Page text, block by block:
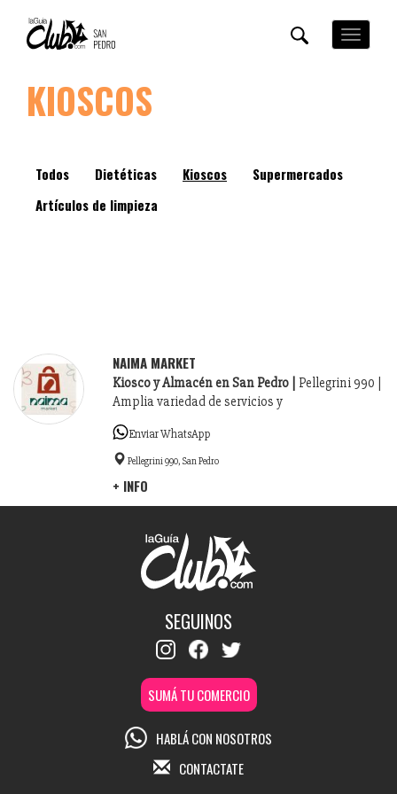
contenido
Toggle
navigation
KIOSCOS
Todos Dietéticas Kioscos
Supermercados
Artículos de limpieza
NAIMA MARKET
Kiosco y Almacén en San Pedro | Pellegrini 990 |
Amplia variedad de servicios y
Enviar WhatsApp
Pellegrini 990, San Pedro
+ INFO
SEGUINOS
SUMÁ TU COMERCIO
HABLÁ CON NOSOTROS
CONTACTATE